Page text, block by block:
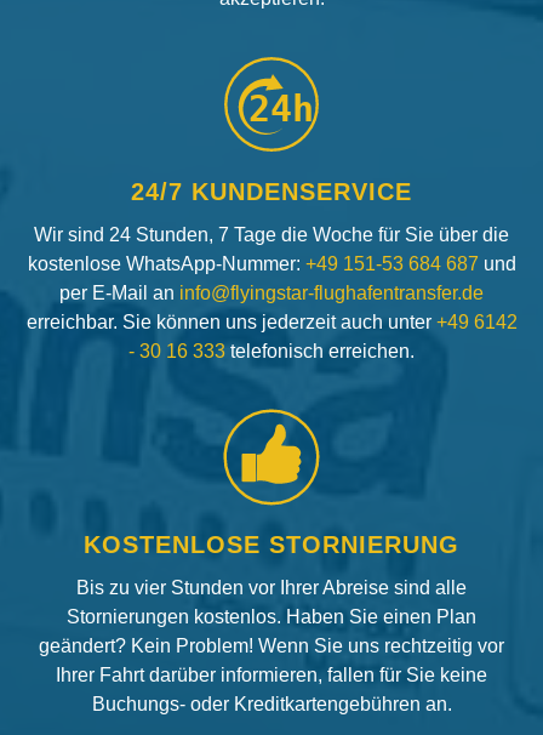
24h
24/7 KUNDENSERVICE
Wir sind 24 Stunden, 7 Tage die Woche für Sie über die
kostenlose WhatsApp-Nummer: +49 151-53 684 687 und
per E-Mail an info@flyingstar-flughafentransfer.de
erreichbar. Sie können uns jederzeit auch unter +49 6142
- 30 16 333 telefonisch erreichen.
KOSTENLOSE STORNIERUNG
Bis zu vier Stunden vor Ihrer Abreise sind alle
Stornierungen kostenlos. Haben Sie einen Plan
geändert? Kein Problem! Wenn Sie uns rechtzeitig vor
Ihrer Fahrt darüber informieren, fallen für Sie keine
Buchungs- oder Kreditkartengebühren an.